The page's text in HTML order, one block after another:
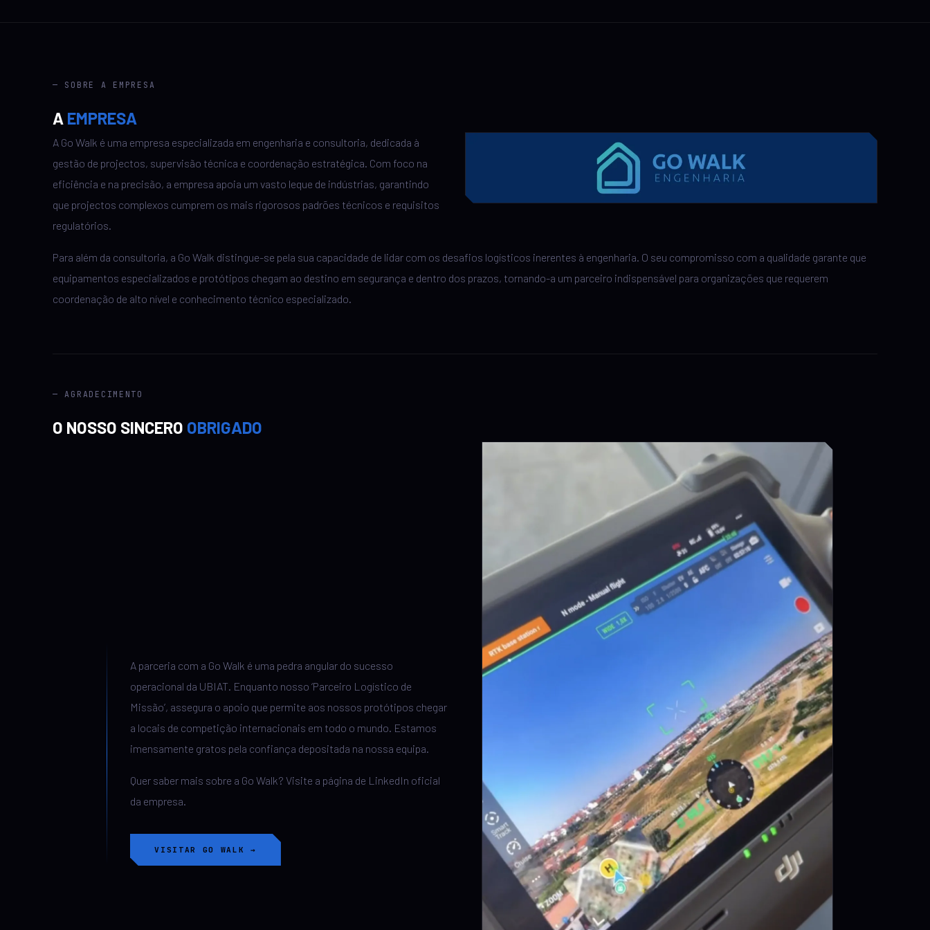
— SOBRE A EMPRESA
A EMPRESA
A Go Walk é uma empresa especializada em engenharia e consultoria, dedicada à
gestão de projectos, supervisão técnica e coordenação estratégica. Com foco na
eficiência e na precisão, a empresa apoia um vasto leque de indústrias, garantindo
que projectos complexos cumprem os mais rigorosos padrões técnicos e requisitos
regulatórios.
Para além da consultoria, a Go Walk distingue-se pela sua capacidade de lidar com os desafios logísticos inerentes à engenharia. O seu compromisso com a qualidade garante que
equipamentos especializados e protótipos chegam ao destino em segurança e dentro dos prazos, tornando-a um parceiro indispensável para organizações que requerem
coordenação de alto nível e conhecimento técnico especializado.
— AGRADECIMENTO
O NOSSO SINCERO OBRIGADO
A parceria com a Go Walk é uma pedra angular do sucesso
operacional da UBIAT. Enquanto nosso ‘Parceiro Logístico de
Missão’, assegura o apoio que permite aos nossos protótipos chegar
a locais de competição internacionais em todo o mundo. Estamos
imensamente gratos pela confiança depositada na nossa equipa.
Quer saber mais sobre a Go Walk? Visite a página de LinkedIn oficial
da empresa.
VISITAR GO WALK →